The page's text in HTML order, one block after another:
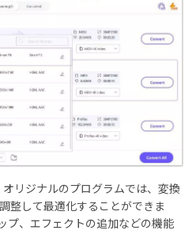
オリジナルのプログラムでは、変換
整して最適化することができま
プ、エフェクトの追加などの機能